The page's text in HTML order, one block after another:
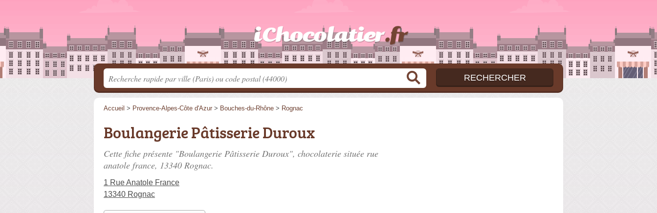
Accueil > Provence-Alpes-Côte d'Azur > Bouches-du-Rhône > Rognac
Boulangerie Pâtisserie Duroux
Cette fiche présente "Boulangerie Pâtisserie Duroux", chocolaterie située rue
anatole france, 13340 Rognac.
1 Rue Anatole France
13340 Rognac